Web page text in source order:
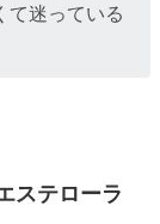
て迷っている
ステローラ